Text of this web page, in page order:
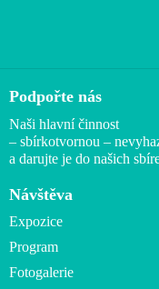
Podpořte nás
Naši hlavní činnost
– sbírkotvornou –
a darujte je do našich
Návštěva
Expozice
Program
Fotogalerie